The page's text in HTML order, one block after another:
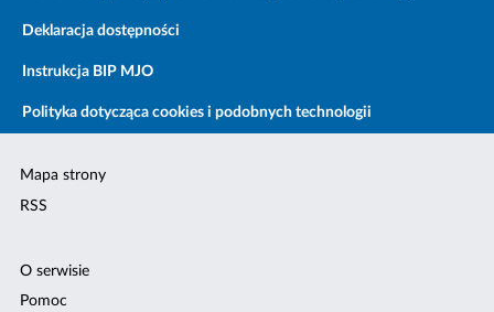
Deklaracja dostępności
Instrukcja BIP MJO
Polityka dotycząca cookies i podobnych technologii
Mapa strony
RSS
O serwisie
Pomoc